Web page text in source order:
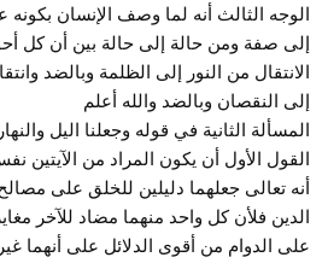
الوجه الثالث أنه لما وصف الإنسان
إلى صفة ومن حالة إلى حالة بين أن كل
الانتقال من النور إلى الظلمة وبالضد
إلى النقصان وبالضد والله أعلم
المسألة الثانية في قوله وجعلنا اليل
القول الأول أن يكون المراد من الآيتين
أنه تعالى جعلهما دليلين للخلق على مصالح
الدين فلأن كل واحد منهما مضاد للآخر
على الدوام من أقوى الدلائل على أنهما